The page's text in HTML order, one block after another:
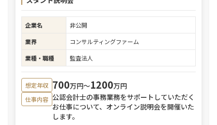
企業名
非公開
業界
コンサルティングファーム
業種・職種
監査法人
想定年収 700万円〜1200万円
仕事内容 公認会計士の事務業務をサポートしていただく
お仕事について、オンライン説明会を開催いた
します。